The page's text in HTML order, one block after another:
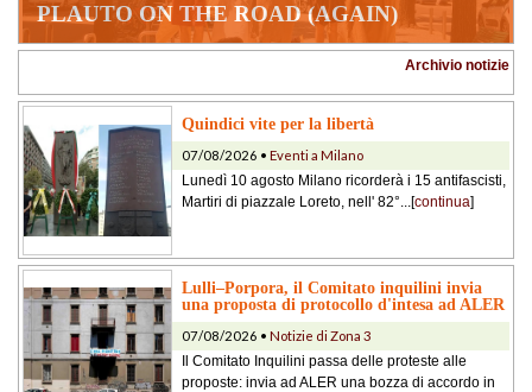
PLAUTO ON THE ROAD (AGAIN)
Archivio notizie
Quindici vite per la libertà
07/08/2026 • Eventi a Milano
Lunedì 10 agosto Milano ricorderà i 15 antifascisti,
Martiri di piazzale Loreto, nell' 82°...[continua]
Lulli–Porpora, il Comitato inquilini invia
una proposta di protocollo d'intesa ad ALER
07/08/2026 • Notizie di Zona 3
Il Comitato Inquilini passa delle proteste alle
proposte: invia ad ALER una bozza di accordo in